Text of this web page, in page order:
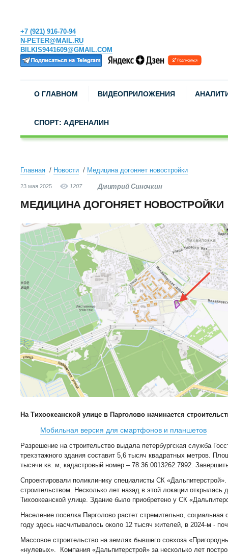
+7 (921) 916-70-94
N-PETER@MAIL.RU
BILKIS9441609@GMAIL.COM
О ГЛАВНОМ ВИДЕОПРИЛОЖЕНИЯ
СПОРТ: АДРЕНАЛИН
Главная Новости Медицина догоняет новостройки
23 мая 2025 1207 Дмитрий Синочкин
МЕДИЦИНА ДОГОНЯЕТ НОВОСТРОЙКИ
На Тихоокеанской улице в Парголово начинается
Мобильная версия для смартфонов и планшетов
Разрешение на строительство выдала петербургская служба
трехэтажного здания составит 5,6 тысяч квадратных метров.
тысячи кв. м, кадастровый номер – 78:36:0013262:7992.
Спроектировали поликлинику специалисты СК
строительством. Несколько лет назад в этой локации открылась
Тихоокеанской улице. Здание было приобретено у СК
Население поселка Парголово растет стремительно,
году здесь насчитывалось около 12 тысяч жителей, в 2024-м -
Массовое строительство на землях бывшего совхоза
«нулевых». Компания «Дальпитерстрой» за несколько лет